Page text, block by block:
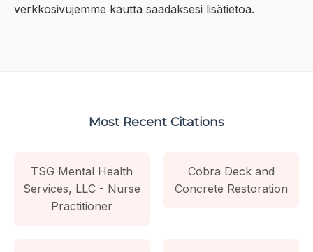
verkkosivujemme kautta saadaksesi lisätietoa.
Most Recent Citations
TSG Mental Health
Services, LLC - Nurse
Practitioner
Cobra Deck and
Concrete Restoration